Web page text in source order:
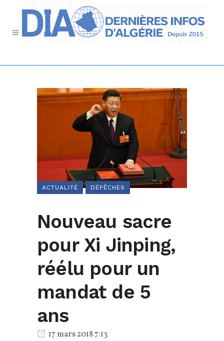
ACTUALITÉ DÉPÊCHES
Nouveau sacre
pour Xi Jinping,
réélu pour un
mandat de 5
ans
17 mars 2018 7:13